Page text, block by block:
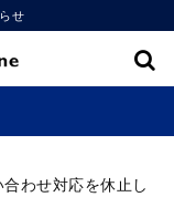
せ
わせ対応を休止し